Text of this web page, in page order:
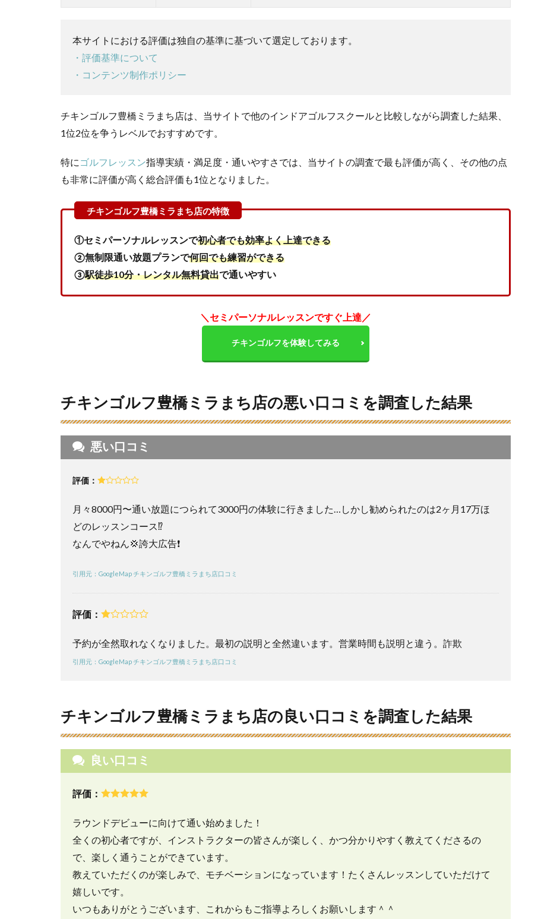
ラ
店
い
口
コ
を
調
し
た
果
3
チ
ま
店
の
良
い
口
コ
を
調
し
結
チ
ン
ゴ
橋
ミ
ラ
ち
店
口
ミ
と
評
判
5
チ
キ
本サイトにおける評価は独自の基準に基づいて選定しております。
・評価基準について
・コンテンツ制作ポリシー
チキンゴルフ豊橋ミラまち店は、当サイトで他のインドアゴルフスクールと比較しながら調査した結果、
1位2位を争うレベルでおすすめです。
特に ゴルフレッスン指導実績・満足度・通いやすさでは、当サイトの調査で最も評価が高く、その他の点
も非常に評価が高く総合評価も1位となりました。
①セミパーソナルレッスンで初心者でも効率よく上達できる
②無制限通い放題プランで何回でも練習ができる
③駅徒歩10分・レンタル無料貸出で通いやすい
＼セミパーソナルレッスンですぐ上達／
チキンゴルフを体験してみる
チキンゴルフ豊橋ミラまち店の悪い口コミを調査した結果
悪い口コミ
評価：
月々8000円〜通い放題につられて3000円の体験に行きました…しかし勧められたのは2ヶ月17万ほ
どのレッスンコース⁉️
なんでやねん💢誇大広告❗️
引用元：GoogleMap チキンゴルフ豊橋ミラまち店口コミ
評価：
予約が全然取れなくなりました。最初の説明と全然違います。営業時間も説明と違う。詐欺
引用元：GoogleMap チキンゴルフ豊橋ミラまち店口コミ
チキンゴルフ豊橋ミラまち店の良い口コミを調査した結果
良い口コミ
評価：
ラウンドデビューに向けて通い始めました！
全くの初心者ですが、インストラクターの皆さんが楽しく、かつ分かりやすく教えてくださるの
で、楽しく通うことができています。
教えていただくのが楽しみで、モチベーションになっています！たくさんレッスンしていただけて
嬉しいです。
いつもありがとうございます、これからもご指導よろしくお願いします＾＾